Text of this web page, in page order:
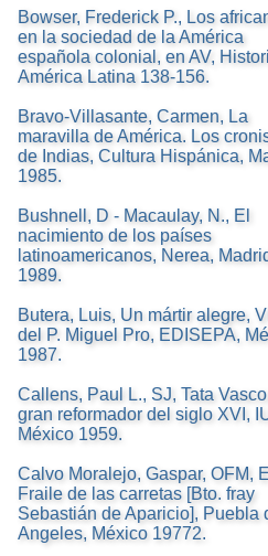
Bowser, Frederick P., Los
en la sociedad de la América
española colonial, en AV,
América Latina 138-156.
Bravo-Villasante, Carmen, La
maravilla de América. Los
de Indias, Cultura Hispánica,
1985.
Bushnell, D - Macaulay, N., El
nacimiento de los países
latinoamericanos, Nerea,
1989.
Butera, Luis, Un mártir alegre,
del P. Miguel Pro, EDISEPA,
1987.
Callens, Paul L., SJ, Tata
gran reformador del siglo XVI,
México 1959.
Calvo Moralejo, Gaspar, OFM, El
Fraile de las carretas [Bto. fray
Sebastián de Aparicio], Puebla
Angeles, México 19772.